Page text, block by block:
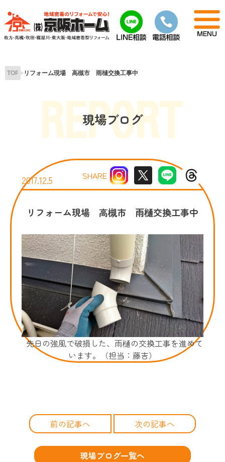
content
TOP リフォーム現場 高槻市 雨樋交換工事中
現場ブログ
2017.12.5 SHARE
リフォーム現場 高槻市 雨樋交換工事中
先日の強風で破損した、雨樋の交換工事を進めて
います。（担当：藤吉）
前の記事へ 次の記事へ
現場ブログ一覧へ